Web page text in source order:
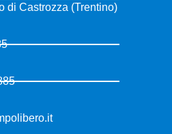
di Castrozza (Trentino)